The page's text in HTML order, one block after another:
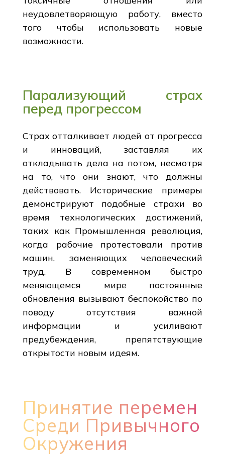
неудовлетворяющую работу, вместо
того чтобы использовать новые
возможности.
Парализующий страх
перед прогрессом
Страх отталкивает людей от прогресса
и инноваций, заставляя их
откладывать дела на потом, несмотря
на то, что они знают, что должны
действовать. Исторические примеры
демонстрируют подобные страхи во
время технологических достижений,
таких как Промышленная революция,
когда рабочие протестовали против
машин, заменяющих человеческий
труд. В современном быстро
меняющемся мире постоянные
обновления вызывают беспокойство по
поводу отсутствия важной
информации и усиливают
предубеждения, препятствующие
открытости новым идеям.
Принятие перемен
Среди Привычного
Окружения